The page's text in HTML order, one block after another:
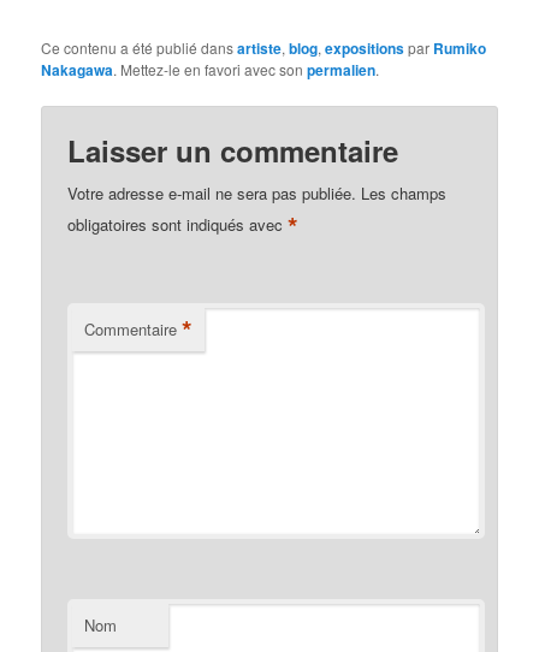
Ce contenu a été publié dansartiste,blog,expositionspar Rumiko
Nakagawa. Mettez-le en favori avec sonpermalien.
Laisser un commentaire
Votre adresse e-mail ne sera pas publiée. Les champs
obligatoires sont indiqués avec*
Commentaire *
Nom